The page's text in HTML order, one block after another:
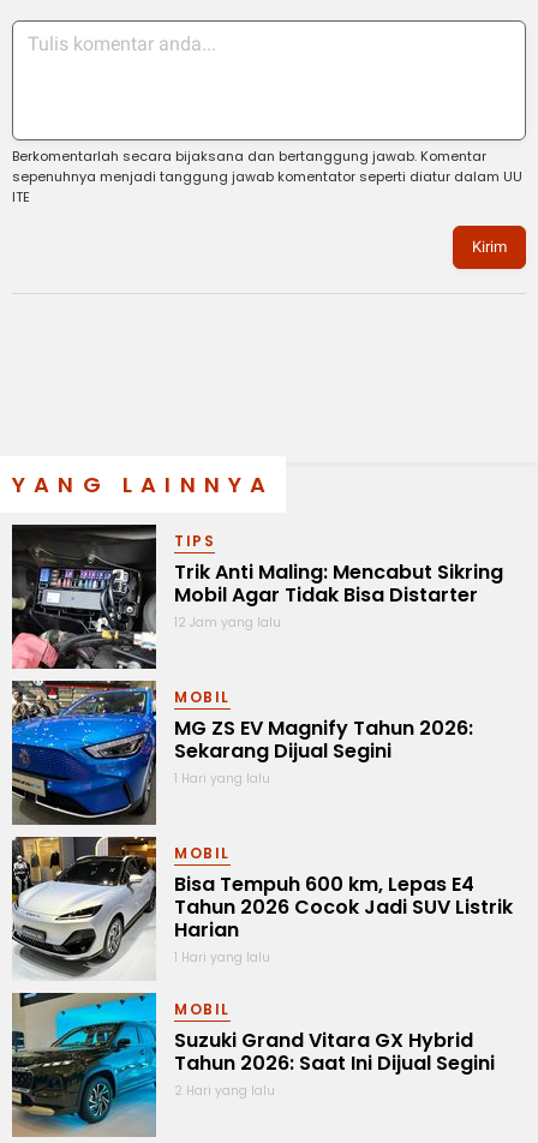
Berkomentarlah secara bijaksana dan bertanggung jawab. Komentar
sepenuhnya menjadi tanggung jawab komentator seperti diatur dalam UU
ITE
Kirim
YANG LAINNYA
TIPS
Trik Anti Maling: Mencabut Sikring
Mobil Agar Tidak Bisa Distarter
12 Jam yang lalu
MOBIL
MG ZS EV Magnify Tahun 2026:
Sekarang Dijual Segini
1 Hari yang lalu
MOBIL
Bisa Tempuh 600 km, Lepas E4
Tahun 2026 Cocok Jadi SUV Listrik
Harian
1 Hari yang lalu
MOBIL
Suzuki Grand Vitara GX Hybrid
Tahun 2026: Saat Ini Dijual Segini
2 Hari yang lalu